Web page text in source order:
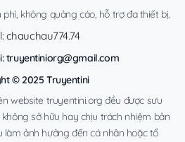
không quảng cáo, hỗ trợ đa thiết bị.
chauchau774.74
truyentiniorg@gmail.com
© 2025 Truyentini
website truyentini.org đều được sưu
sở hữu hay chịu trách nhiệm bản
làm ảnh hưởng đến cá nhân hoặc tổ